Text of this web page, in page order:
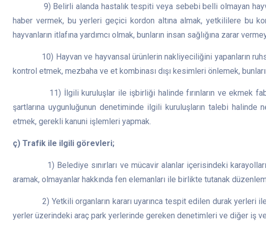
9) Belirli alanda hastalık tespiti veya sebebi belli olmayan
haber vermek, bu yerleri geçici kordon altına almak, yetkililere bu
hayvanların itlafına yardımcı olmak, bunların insan sağlığına zarar
10) Hayvan ve hayvansal ürünlerin nakliyeciliğini yapanların
kontrol etmek, mezbaha ve et kombinası dışı kesimleri önlemek,
11) İlgili kuruluşlar ile işbirliği halinde fırınların ve ekmek
şartlarına uygunluğunun denetiminde ilgili kuruluşların talebi halinde
etmek, gerekli kanuni işlemleri yapmak.
ç) Trafik ile ilgili görevleri;
1) Belediye sınırları ve mücavir alanlar içerisindeki karayolları
aramak, olmayanlar hakkında fen elemanları ile birlikte tutanak
2) Yetkili organların kararı uyarınca tespit edilen durak yerleri ile
yerler üzerindeki araç park yerlerinde gereken denetimleri ve diğer iş